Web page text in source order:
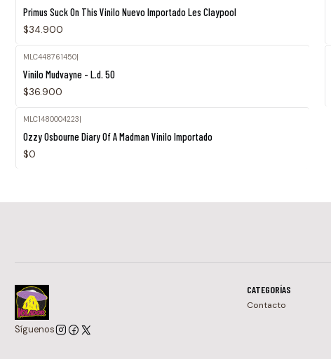
Primus Suck On This Vinilo Nuevo Importado Les Claypool
$34.900
MLC448761450|
Vinilo Mudvayne - L.d. 50
$36.900
MLC1480004223|
Ozzy Osbourne Diary Of A Madman Vinilo Importado
$0
Síguenos
CATEGORÍAS
Contacto